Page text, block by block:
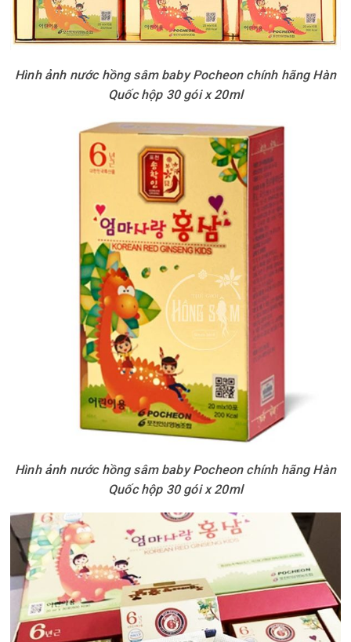
Hình ảnh nước hồng sâm baby Pocheon chính hãng Hàn
Quốc hộp 30 gói x 20ml
Hình ảnh nước hồng sâm baby Pocheon chính hãng Hàn
Quốc hộp 30 gói x 20ml